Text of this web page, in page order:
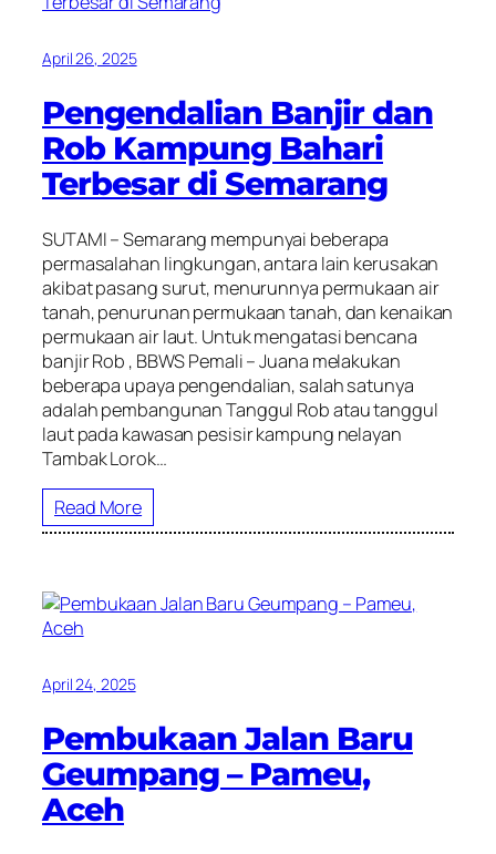
April 26, 2025
Pengendalian Banjir dan
Rob Kampung Bahari
Terbesar di Semarang
SUTAMI – Semarang mempunyai beberapa
permasalahan lingkungan, antara lain kerusakan
akibat pasang surut, menurunnya permukaan air
tanah, penurunan permukaan tanah, dan kenaikan
permukaan air laut. Untuk mengatasi bencana
banjir Rob , BBWS Pemali – Juana melakukan
beberapa upaya pengendalian, salah satunya
adalah pembangunan Tanggul Rob atau tanggul
laut pada kawasan pesisir kampung nelayan
Tambak Lorok…
Read More
April 24, 2025
Pembukaan Jalan Baru
Geumpang – Pameu,
Aceh